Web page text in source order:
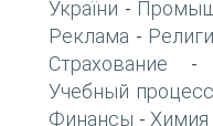
України -
Реклама -
Страхование -
Учебный процесс
Финансы - Химия